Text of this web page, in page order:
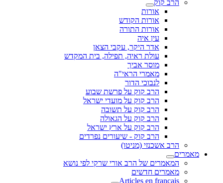
הרב קוק
אורות
אורות הקודש
אורות התורה
עין איה
אדר היקר, עקבי הצאן
עולת ראיה, תפילה, בית המקדש
מוסר אביך
מאמרי הראי"ה
לנבוכי הדור
הרב קוק על פרשת שבוע
הרב קוק על מועדי ישראל
הרב קוק על תשובה
הרב קוק על הגאולה
הרב קוק על ארץ ישראל
הרב קוק - שיעורים נפרדים
הרב אשכנזי (מניטו)
מאמרים
המאמרים של הרב אורי שרקי לפי נושא
מאמרים חדשים
Articles en français